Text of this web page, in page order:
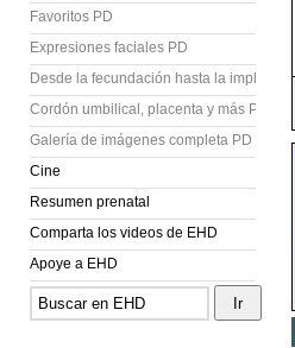
Favoritos PD
Expresiones faciales PD
Desde la fecundación hasta la
Cordón umbilical, placenta y más PD
Galería de imágenes completa PD
Cine
Resumen prenatal
Comparta los videos de EHD
Apoye a EHD